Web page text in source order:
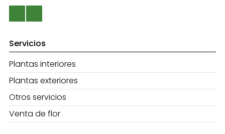
Servicios
Plantas interiores
Plantas exteriores
Otros servicios
Venta de flor